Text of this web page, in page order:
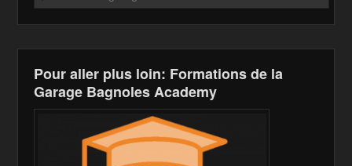
o
k
W
is
h
Li
st
k
Pour aller plus loin: Formations de la
Garage Bagnoles Academy